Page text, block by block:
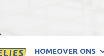
HOMEOVER ONS